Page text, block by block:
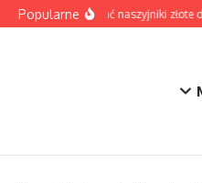
Przejdź do treści
PopularneJak dobrać naszyjniki złote